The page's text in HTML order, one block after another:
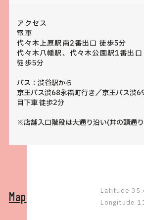
アクセス
電車
代々木上原駅南2番出口 徒歩5分
代々木八幡駅、代々木公園駅1番出口
徒歩5分
バス：渋谷駅から
京王バス渋68永福町行き／京王バス渋
目下車 徒歩2分
※店舗入口階段は大通り沿い(井の頭通
Map
Latitude
Longitude